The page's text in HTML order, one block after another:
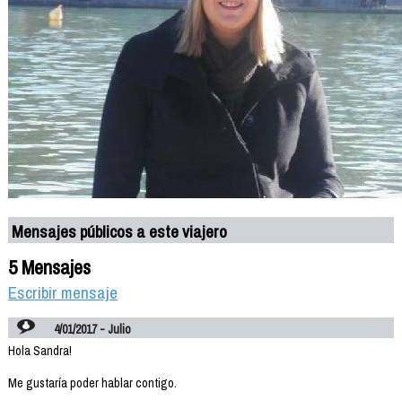
Mensajes públicos a este viajero
5 Mensajes
Escribir mensaje
4/01/2017 - Julio
Hola Sandra!
Me gustaría poder hablar contigo.